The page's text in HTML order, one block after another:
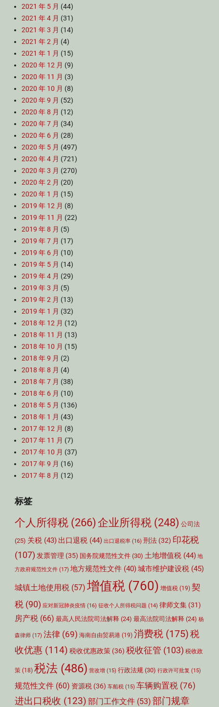
2021 年 5 月 (44)
2021 年 4 月 (31)
2021 年 3 月 (14)
2021 年 2 月 (4)
2021 年 1 月 (15)
2020 年 12 月 (9)
2020 年 11 月 (3)
2020 年 10 月 (8)
2020 年 9 月 (52)
2020 年 8 月 (12)
2020 年 7 月 (34)
2020 年 6 月 (28)
2020 年 5 月 (497)
2020 年 4 月 (721)
2020 年 3 月 (270)
2020 年 2 月 (20)
2020 年 1 月 (15)
2019 年 12 月 (8)
2019 年 11 月 (22)
2019 年 8 月 (5)
2019 年 7 月 (17)
2019 年 6 月 (10)
2019 年 5 月 (14)
2019 年 4 月 (29)
2019 年 3 月 (5)
2019 年 2 月 (13)
2019 年 1 月 (32)
2018 年 12 月 (12)
2018 年 11 月 (13)
2018 年 10 月 (15)
2018 年 9 月 (2)
2018 年 8 月 (4)
2018 年 7 月 (38)
2018 年 6 月 (10)
2018 年 5 月 (136)
2018 年 1 月 (43)
2017 年 12 月 (8)
2017 年 11 月 (7)
2017 年 10 月 (37)
2017 年 9 月 (16)
2017 年 8 月 (12)
标签
个人所得税 (266) 企业所得税 (248) 公司法
(25) 关税 (43) 出口退税 (44) 出口退税率 (16) 刑法 (32) 印花税
(107) 发票管理 (35) 国务院规范性文件 (30) 土地增值税 (44) 地
方政府规范性文件 (17) 地方规范性文件 (40)城市维护建设税 (45)
城镇土地使用税 (57) 增值税 (760) 增值税 (19) 契
税 (90) 应对新冠肺炎疫情 (16) 征收个人所得税问题 (14) 律师文集 (31)
房产税 (66) 最高人民法院司法解释 (24) 最高法院司法解释 (24) 杨
森律师 (17) 法律 (69) 海南自由贸易港 (19) 消费税 (175)税
收优惠 (114) 税收优惠政策 (36) 税收征管 (103) 税收政
策 (18) 税法 (486) 营改增 (15) 行政法规 (30) 行政许可批复 (15)
规范性文件 (60) 资源税 (36) 车船税 (15) 车辆购置税 (76)
进出口税收 (123) 部门工作文件 (53) 部门规章